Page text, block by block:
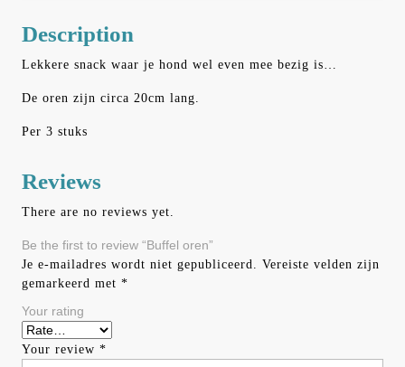
Description
Lekkere snack waar je hond wel even mee bezig is…
De oren zijn circa 20cm lang.
Per 3 stuks
Reviews
There are no reviews yet.
Be the first to review “Buffel oren”
Je e-mailadres wordt niet gepubliceerd.
Vereiste velden zijn
gemarkeerd met *
Your rating
Your review *